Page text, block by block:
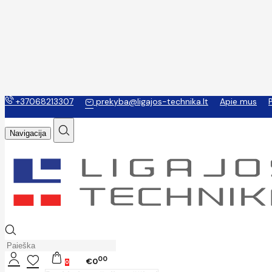
+37068213307 prekyba@ligajos-technika.lt Apie mus
Navigacija
0 €000